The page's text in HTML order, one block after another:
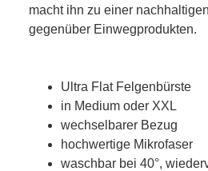
macht ihn zu einer
gegenüber Einwegprodukten.
Ultra Flat Felgenbürste
in Medium oder XXL
wechselbarer Bezug
hochwertige Mikrofaser
waschbar bei 40°,